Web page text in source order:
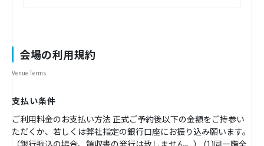
会場の利用規約
Venue Terms
支払い条件
ご利用料金のお支払い方法 正式ご予約後以下の金額をご持参い
ただくか、若しくは弊社指定の銀行口座にお振り込み願います。
（銀行振込の場合、領収書の発行は致しません。） (1)同一階全